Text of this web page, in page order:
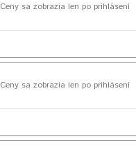
Ceny sa zobrazia len po prihlásení
Ceny sa zobrazia len po prihlásení